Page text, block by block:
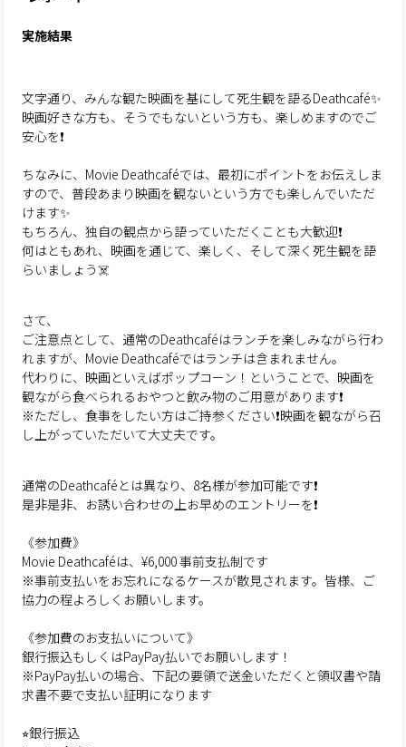
実施結果
文字通り、みんな観た映画を基にして死生観を語るDeathcafé✨
映画好きな方も、そうでもないという方も、楽しめますのでご
安心を❗️
ちなみに、Movie Deathcaféでは、最初にポイントをお伝えしま
すので、普段あまり映画を観ないという方でも楽しんでいただ
けます✨
もちろん、独自の観点から語っていただくことも大歓迎❗️
何はともあれ、映画を通じて、楽しく、そして深く死生観を語
らいましょう☠️
さて、
ご注意点として、通常のDeathcaféはランチを楽しみながら行わ
れますが、Movie Deathcaféではランチは含まれません。
代わりに、映画といえばポップコーン！ということで、映画を
観ながら食べられるおやつと飲み物のご用意があります❗️
※ただし、食事をしたい方はご持参ください❗️映画を観ながら召
し上がっていただいて大丈夫です。
通常のDeathcaféとは異なり、8名様が参加可能です❗️
是非是非、お誘い合わせの上お早めのエントリーを❗️
《参加費》
Movie Deathcaféは、¥6,000 事前支払制です
※事前支払いをお忘れになるケースが散見されます。皆様、ご
協力の程よろしくお願いします。
《参加費のお支払いについて》
銀行振込もしくはPayPay払いでお願いします！
※PayPay払いの場合、下記の要領で送金いただくと領収書や請
求書不要で支払い証明になります
⭐︎銀行振込